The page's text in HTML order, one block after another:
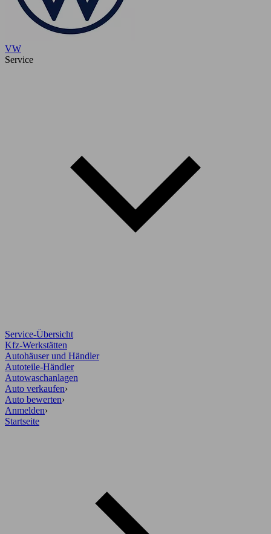
VW
Service
Service-Übersicht
Kfz-Werkstätten
Autohäuser und Händler
Autoteile-Händler
Autowaschanlagen
Auto verkaufen›
Auto bewerten›
Anmelden›
Startseite